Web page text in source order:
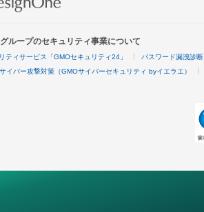
ループのセキュリティ事業について
ティサービス「GMOセキュリティ24」 パスワード漏洩診断
サイバー攻撃対策（GMOサイバーセキュリティ byイエラエ）